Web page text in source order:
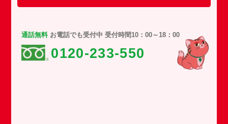
通話無料お電話でも受付中 受付時間10：00～18：00
0120-233-550